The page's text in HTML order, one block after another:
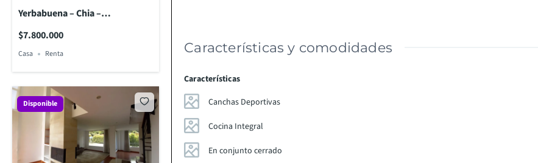
Yerbabuena – Chia –
Cundinamarca
$7.800.000
Casa Renta
Disponible
Características y comodidades
Características
Canchas Deportivas
Cocina Integral
En conjunto cerrado